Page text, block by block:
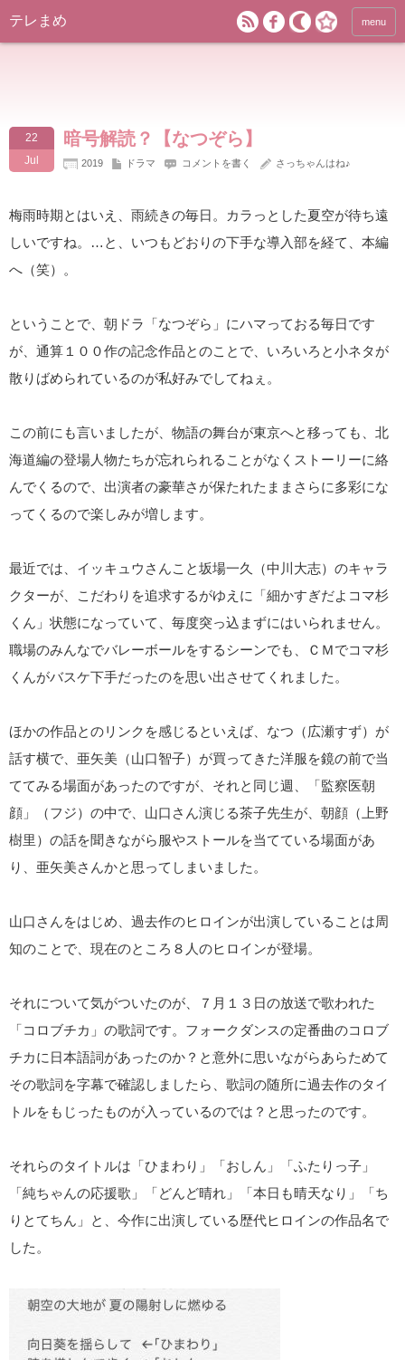
テレまめ menu
22
Jul
暗号解読？【なつぞら】
2019 ドラマ コメントを書く さっちゃんはね♪
梅雨時期とはいえ、雨続きの毎日。カラっとした夏空が待ち遠
しいですね。…と、いつもどおりの下手な導入部を経て、本編
へ（笑）。
ということで、朝ドラ「なつぞら」にハマっておる毎日です
が、通算１００作の記念作品とのことで、いろいろと小ネタが
散りばめられているのが私好みでしてねぇ。
この前にも言いましたが、物語の舞台が東京へと移っても、北
海道編の登場人物たちが忘れられることがなくストーリーに絡
んでくるので、出演者の豪華さが保たれたままさらに多彩にな
ってくるので楽しみが増します。
最近では、イッキュウさんこと坂場一久（中川大志）のキャラ
クターが、こだわりを追求するがゆえに「細かすぎだよコマ杉
くん」状態になっていて、毎度突っ込まずにはいられません。
職場のみんなでバレーボールをするシーンでも、ＣＭでコマ杉
くんがバスケ下手だったのを思い出させてくれました。
ほかの作品とのリンクを感じるといえば、なつ（広瀬すず）が
話す横で、亜矢美（山口智子）が買ってきた洋服を鏡の前で当
ててみる場面があったのですが、それと同じ週、「監察医朝
顔」（フジ）の中で、山口さん演じる茶子先生が、朝顔（上野
樹里）の話を聞きながら服やストールを当てている場面があ
り、亜矢美さんかと思ってしまいました。
山口さんをはじめ、過去作のヒロインが出演していることは周
知のことで、現在のところ８人のヒロインが登場。
それについて気がついたのが、７月１３日の放送で歌われた
「コロブチカ」の歌詞です。フォークダンスの定番曲のコロブ
チカに日本語詞があったのか？と意外に思いながらあらためて
その歌詞を字幕で確認しましたら、歌詞の随所に過去作のタイ
トルをもじったものが入っているのでは？と思ったのです。
それらのタイトルは「ひまわり」「おしん」「ふたりっ子」
「純ちゃんの応援歌」「どんど晴れ」「本日も晴天なり」「ち
りとてちん」と、今作に出演している歴代ヒロインの作品名で
した。